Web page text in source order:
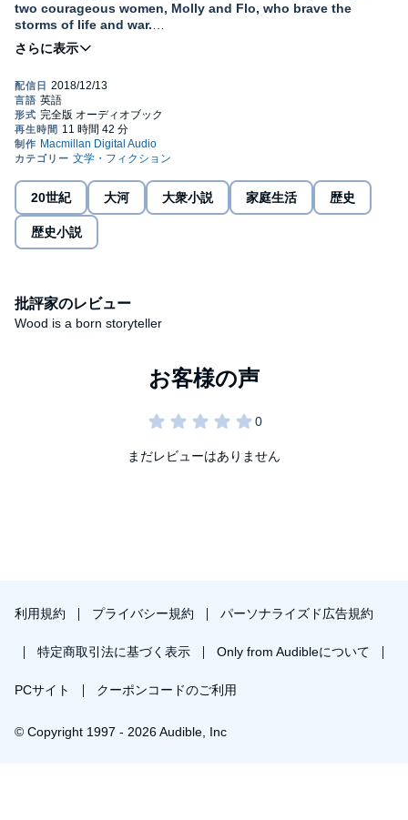
two courageous women, Molly and Flo, who brave the
storms of life and war.
Molly, hardened by the streets of London's rough East End, is
future seems bleak.
Flo, an orphan turned teacher, receives an intriguing job offer – a
chance to be part of the British war effort at Bletchley Park.
to weather the hard times ahead?
From the author of
Brighter Days Ahead
exploration of friendship and survival during history's
20世紀 大河 大衆小説 家庭生活 歴史
歴史小説
批評家のレビュー
Wood is a born storyteller
まだレビューはありません
利用規約 プライバシー規約 パーソナライズド広告規約
特定商取引法に基づく表示 Only from Audibleについて
PCサイト クーポンコードのご利用
© Copyright 1997 - 2026 Audible, Inc